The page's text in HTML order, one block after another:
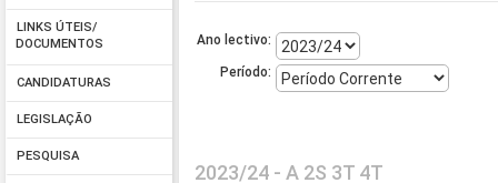
LINKS ÚTEIS/
DOCUMENTOS
CANDIDATURAS
LEGISLAÇÃO
PESQUISA
Ano lectivo:
Período:
2023/24 - A 2S 3T 4T